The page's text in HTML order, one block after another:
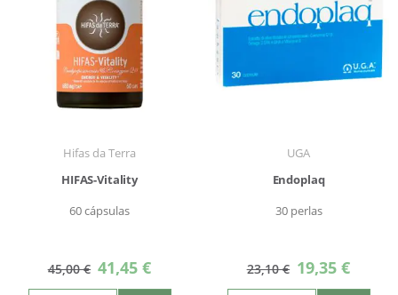
Hifas da Terra
HIFAS-Vitality
60 cápsulas
45,00 € Precio
especial
41,45 €
UGA
Endoplaq
30 perlas
23,10 € Precio
especial
19,35 €